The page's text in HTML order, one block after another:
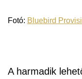
Fotó: Bluebird
A harmadik